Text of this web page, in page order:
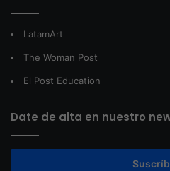
LatamArt
The Woman Post
El Post Education
Date de alta en nuestro